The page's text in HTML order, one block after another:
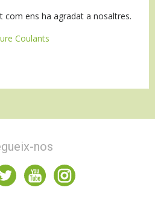
com ens ha agradat a nosaltres.
Coulants
nos